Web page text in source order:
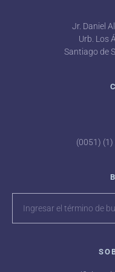
Jr. Daniel
Urb. Los
Santiago de
(0051)